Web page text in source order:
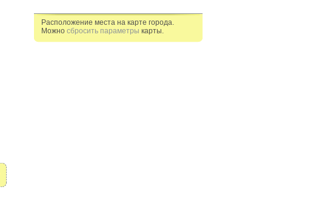
Расположение места на карте города.
Можно сбросить параметры карты.